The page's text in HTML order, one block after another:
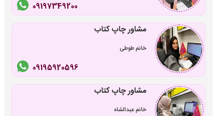
09197349200
مشاور چاپ کتاب
خانم طوطی
09195920596
مشاور چاپ کتاب
خانم عبدالشاه